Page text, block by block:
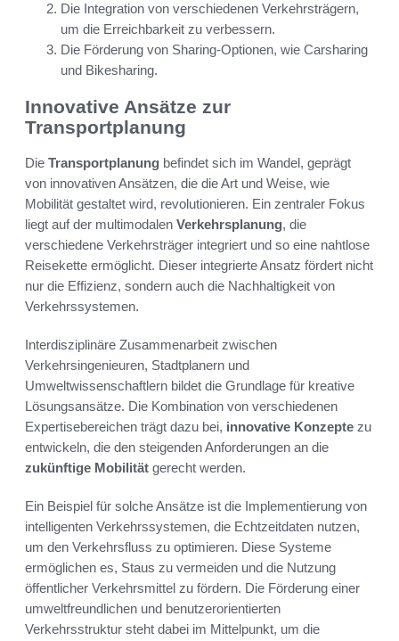
Die Integration von verschiedenen Verkehrsträgern,
um die Erreichbarkeit zu verbessern.
Die Förderung von Sharing-Optionen, wie Carsharing
und Bikesharing.
Innovative Ansätze zur
Transportplanung
Die Transportplanung befindet sich im Wandel, geprägt
von innovativen Ansätzen, die die Art und Weise, wie
Mobilität gestaltet wird, revolutionieren. Ein zentraler Fokus
liegt auf der multimodalen Verkehrsplanung, die
verschiedene Verkehrsträger integriert und so eine nahtlose
Reisekette ermöglicht. Dieser integrierte Ansatz fördert nicht
nur die Effizienz, sondern auch die Nachhaltigkeit von
Verkehrssystemen.
Interdisziplinäre Zusammenarbeit zwischen
Verkehrsingenieuren, Stadtplanern und
Umweltwissenschaftlern bildet die Grundlage für kreative
Lösungsansätze. Die Kombination von verschiedenen
Expertisebereichen trägt dazu bei, innovative Konzepte zu
entwickeln, die den steigenden Anforderungen an die
zukünftige Mobilität gerecht werden.
Ein Beispiel für solche Ansätze ist die Implementierung von
intelligenten Verkehrssystemen, die Echtzeitdaten nutzen,
um den Verkehrsfluss zu optimieren. Diese Systeme
ermöglichen es, Staus zu vermeiden und die Nutzung
öffentlicher Verkehrsmittel zu fördern. Die Förderung einer
umweltfreundlichen und benutzerorientierten
Verkehrsstruktur steht dabei im Mittelpunkt, um die